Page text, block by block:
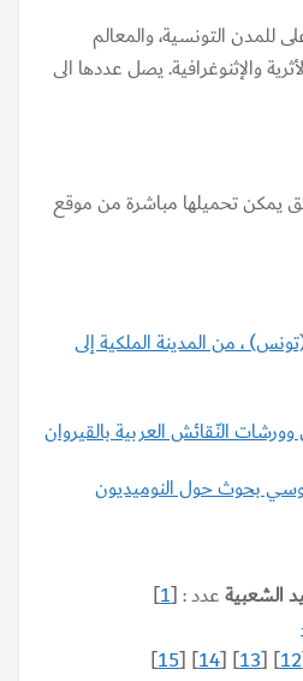
التونسية، والمعالم
والإثنوغرافية. يصل عددها الى
يمكن تحميلها مباشرة من موقع
، من المدينة الملكية إلى
النّقائش العربية بالقيروان
بحوث حول النوميديون
الشعبيةعدد : [1
]
12
] [
13
] [
14
] [
15
]